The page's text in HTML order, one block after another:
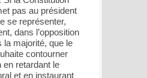
pas au président
se représenter,
dans l’opposition
la majorité, que le
contourner
en retardant le
et en instaurant